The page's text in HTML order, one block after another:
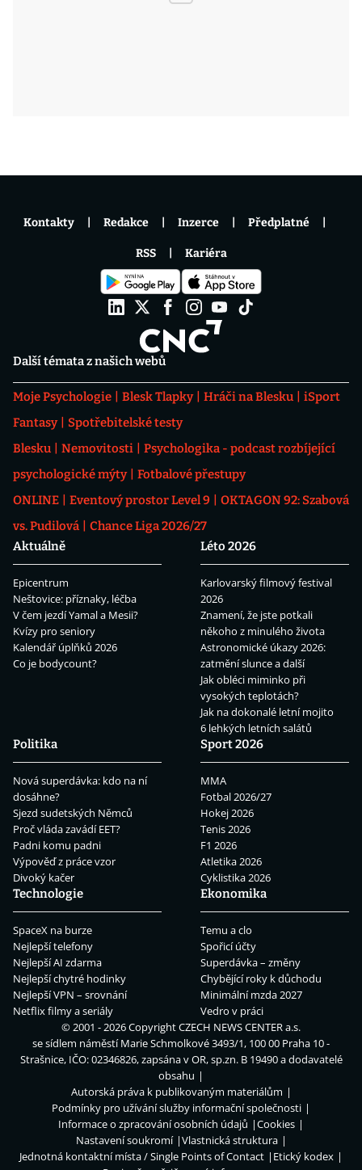
Další témata z našich webů
Moje Psychologie Blesk Tlapky Hráči na Blesku
iSport
Fantasy
Spotřebitelské testy
Blesku
Nemovitosti
Psychologika - podcast rozbíjející
psychologické mýty
Fotbalové přestupy
ONLINE
Eventový prostor Level 9
OKTAGON 92: Szabová
vs. Pudilová
Chance Liga 2026/27
Aktuálně
Epicentrum
Neštovice: příznaky, léčba
V čem jezdí Yamal a Mesii?
Kvízy pro seniory
Kalendář úplňků 2026
Co je bodycount?
Léto 2026
Karlovarský filmový festival
2026
Znamení, že jste potkali
někoho z minulého života
Astronomické úkazy 2026:
zatmění slunce a další
Jak obléci miminko při
vysokých teplotách?
Jak na dokonalé letní mojito
6 lehkých letních salátů
Politika
Nová superdávka: kdo na ní
dosáhne?
Sjezd sudetských Němců
Proč vláda zavádí EET?
Padni komu padni
Výpověď z práce vzor
Divoký kačer
Sport 2026
MMA
Fotbal 2026/27
Hokej 2026
Tenis 2026
F1 2026
Atletika 2026
Cyklistika 2026
Technologie
SpaceX na burze
Nejlepší telefony
Nejlepší AI zdarma
Nejlepší chytré hodinky
Nejlepší VPN – srovnání
Netflix filmy a seriály
Ekonomika
Temu a clo
Spořicí účty
Superdávka – změny
Chybějící roky k důchodu
Minimální mzda 2027
Vedro v práci
Kontakty Redakce Inzerce Předplatné
RSS Kariéra
© 2001 - 2026 CopyrightCZECH NEWS CENTER a.s.
se sídlem náměstí Marie Schmolkové 3493/1, 100 00 Praha 10 -
Strašnice, IČO: 02346826, zapsána v OR, sp.zn. B 19490 a dodavatelé
obsahu
Autorská práva k publikovaným materiálům
Podmínky pro užívání služby informační společnosti
Informace o zpracování osobních údajů
Cookies
Nastavení soukromí
Vlastnická struktura
Jednotná kontaktní místa / Single Points of Contact
Etický kodex